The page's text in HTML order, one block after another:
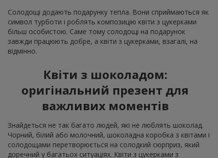
Солодощі додають подарунку тепла. Вони сприймаються як
символ турботи і роблять композицію квіти з цукерками
більш особистою. Саме тому солодощі на подарунок
завжди працюють добре, а квіти з цукерками, взагалі, на
відмінно.
Квіти з шоколадом:
оригінальний презент для
важливих моментів
Знайдеться не так багато людей, які не люблять шоколад.
Чорний, білий або молочний, шоколадна коробка з квітами і
солодощами перетворюється на солодкий сюрприз, який
доречний у багатьох ситуаціях. Квіти з цукерками з